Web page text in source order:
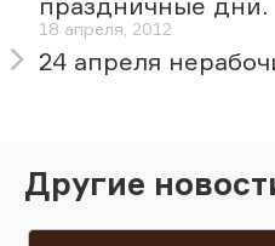
18 апреля, 2012
24 апреля
Другие